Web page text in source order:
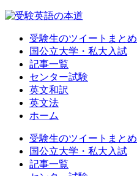
受験生のツイートまとめ
国公立大学・私大入試
記事一覧
センター試験
英文和訳
英文法
ホーム
受験生のツイートまとめ
国公立大学・私大入試
記事一覧